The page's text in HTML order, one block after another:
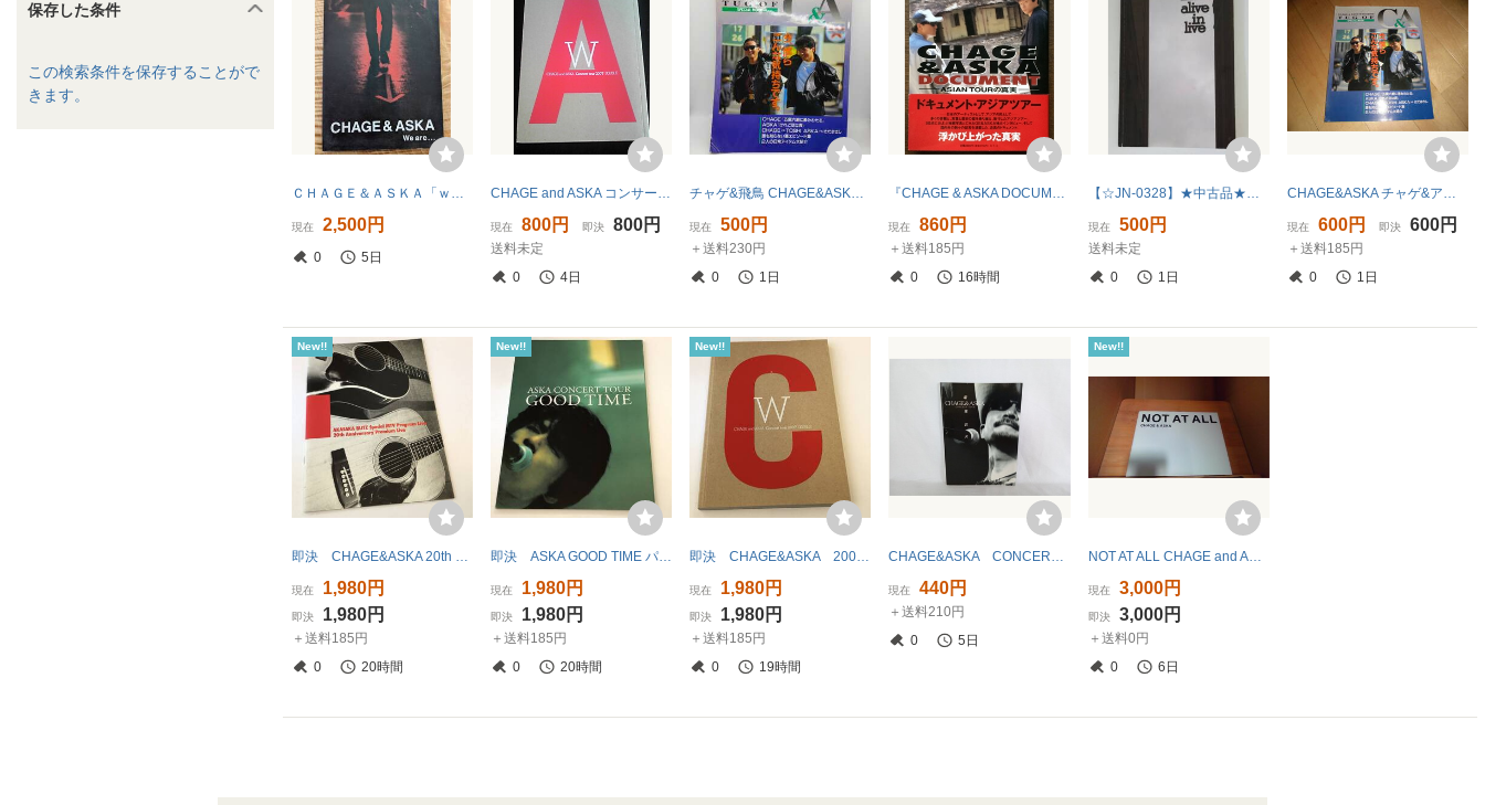
保存した条件
この検索条件を保存することがで
きます。
現在 2,500円
0 5日
現在 800円 即決 800円
送料未定
0
4日
現在 500円
＋送料230円
0
1日
現在 860円
＋送料185円
0
16時間
現在 500円
送料未定
0
1日
現在 600円 即決 600円
＋送料185円
0
1日
New!!
即決 CHAGE&ASKA 20th アニバーサリー プレミアムライブ パンフ
現在 1,980円
即決 1,980円
＋送料185円
0
20時間
New!!
即決 ASKA GOOD TIME パンフ
現在 1,980円
即決 1,980円
＋送料185円
0
20時間
New!!
即決 CHAGE&ASKA 2007 DOUBLE パンフ/写真集
現在 1,980円
即決 1,980円
＋送料185円
0
19時間
CHAGE&ASKA CONCERT TOUR 電光石火 写真集
現在 440円
＋送料210円
0
5日
New!!
NOT AT ALL CHAGE and ASKA /DCZF
現在 3,000円
即決 3,000円
＋送料0円
0
6日